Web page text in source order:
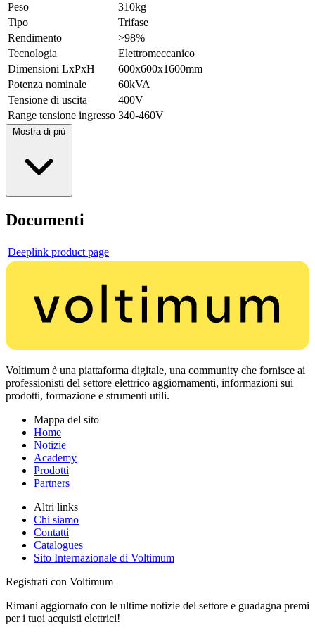
Peso
310kg
Tipo
Trifase
Rendimento
>98%
Tecnologia
Elettromeccanico
Dimensioni LxPxH
600x600x1600mm
Potenza nominale
60kVA
Tensione di uscita
400V
Range tensione ingresso 340-460V
Mostra di più
Documenti
Deeplink product page
Voltimum è una piattaforma digitale, una community che fornisce ai
professionisti del settore elettrico aggiornamenti, informazioni sui
prodotti, formazione e strumenti utili.
Mappa del sito
Home
Notizie
Academy
Prodotti
Partners
Altri links
Chi siamo
Contatti
Catalogues
Sito Internazionale di Voltimum
Registrati con Voltimum
Rimani aggiornato con le ultime notizie del settore e guadagna premi
per i tuoi acquisti elettrici!